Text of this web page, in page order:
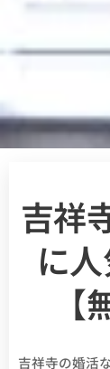
吉祥
に
吉祥寺の婚活